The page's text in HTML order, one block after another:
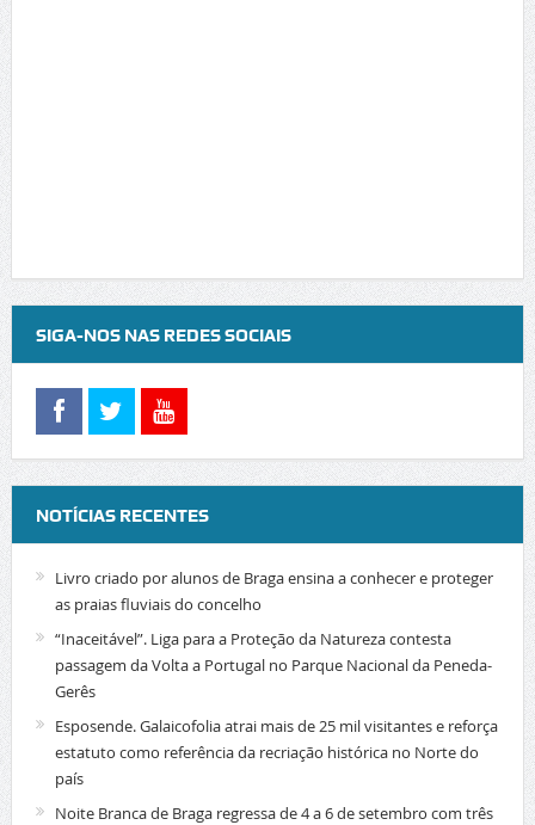
SIGA-NOS NAS REDES SOCIAIS
NOTÍCIAS RECENTES
Livro criado por alunos de Braga ensina a conhecer e proteger
as praias fluviais do concelho
“Inaceitável”. Liga para a Proteção da Natureza contesta
passagem da Volta a Portugal no Parque Nacional da Peneda-
Gerês
Esposende. Galaicofolia atrai mais de 25 mil visitantes e reforça
estatuto como referência da recriação histórica no Norte do
país
Noite Branca de Braga regressa de 4 a 6 de setembro com três